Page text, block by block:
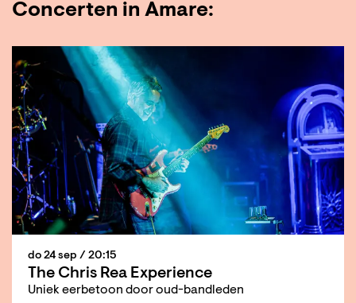
Concerten in Amare:
The Chris Rea Experience
Uniek eerbetoon door oud-bandleden
do 24 sep / 20:15